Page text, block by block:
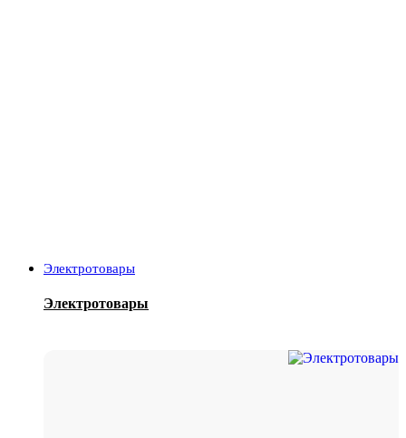
Электротовары
Электротовары